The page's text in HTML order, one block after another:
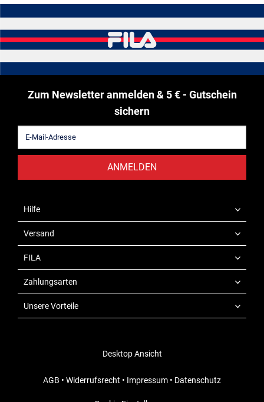
Zum Newsletter anmelden & 5 € - Gutschein
sichern
ANMELDEN
Hilfe
Versand
FILA
Zahlungsarten
Unsere Vorteile
Desktop Ansicht
AGB • Widerrufsrecht • Impressum • Datenschutz